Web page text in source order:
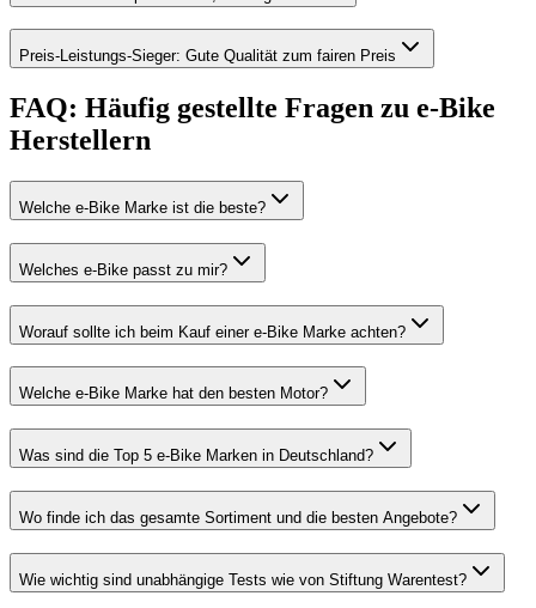
Preis-Leistungs-Sieger: Gute Qualität zum fairen Preis
FAQ: Häufig gestellte Fragen zu e-Bike
Herstellern
Welche e-Bike Marke ist die beste?
Welches e-Bike passt zu mir?
Worauf sollte ich beim Kauf einer e-Bike Marke achten?
Welche e-Bike Marke hat den besten Motor?
Was sind die Top 5 e-Bike Marken in Deutschland?
Wo finde ich das gesamte Sortiment und die besten Angebote?
Wie wichtig sind unabhängige Tests wie von Stiftung Warentest?